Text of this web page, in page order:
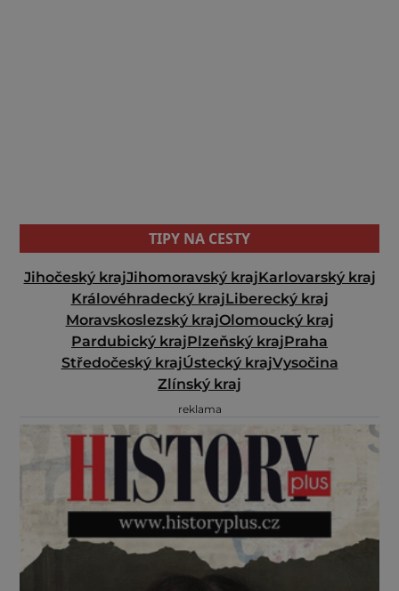
TIPY NA CESTY
Jihočeský krajJihomoravský krajKarlovarský kraj
Královéhradecký krajLiberecký kraj
Moravskoslezský krajOlomoucký kraj
Pardubický krajPlzeňský krajPraha
Středočeský krajÚstecký krajVysočina
Zlínský kraj
reklama